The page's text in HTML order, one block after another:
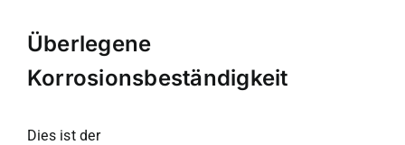
Überlegene
Korrosionsbeständigkeit
Dies ist der